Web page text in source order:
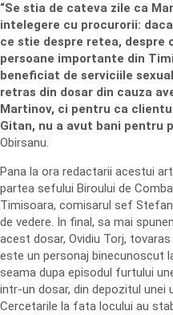
“Se stia de cateva zile ca
intelegere cu procurorii:
ce stie despre retea, despre
persoane importante din
beneficiat de serviciile
retras din dosar din cauza
Martinov, ci pentru ca
Gitan, nu a avut bani pentru
Obirsanu.
Pana la ora redactarii acestui
partea sefului Biroului de
Timisoara, comisarul sef
de vedere. In final, sa mai
acest dosar, Ovidiu Torj,
este un personaj binecunoscut
seama dupa episodul furtului
intr-un dosar, din depozitul unei
Cercetarile la fata locului au